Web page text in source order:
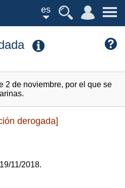
es
2 de noviembre, por el que se
derogada]
11/2018.